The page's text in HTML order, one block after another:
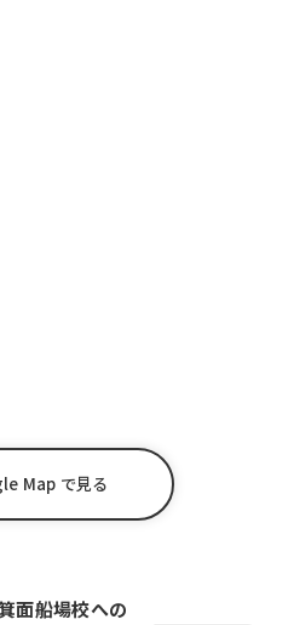
Map で見る
面船場校への